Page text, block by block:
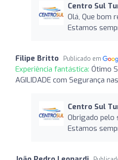
Centro Sul
Olá, Que bom
Estamos
Filipe Britto Publicado em
Experiência fantástica: Ótimo
AGILIDADE com Segurança
Centro Sul
Obrigado pelo
Estamos